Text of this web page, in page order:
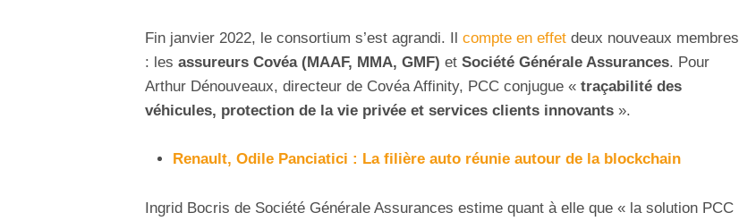
Fin janvier 2022, le consortium s’est agrandi. Il compte en effet deux nouveaux membres
: les assureurs Covéa (MAAF, MMA, GMF) et Société Générale Assurances. Pour
Arthur Dénouveaux, directeur de Covéa Affinity, PCC conjugue « traçabilité des
véhicules, protection de la vie privée et services clients innovants ».
Renault, Odile Panciatici : La filière auto réunie autour de la blockchain
Ingrid Bocris de Société Générale Assurances estime quant à elle que « la solution PCC